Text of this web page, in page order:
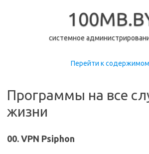
системное
Перейти к
Программы на все
жизни
00. VPN Psiphon